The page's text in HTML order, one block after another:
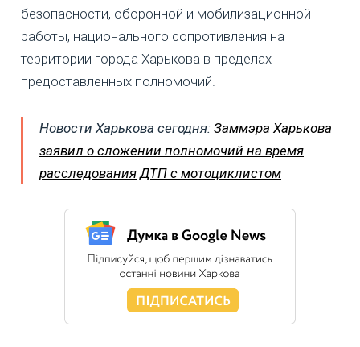
безопасности, оборонной и мобилизационной
работы, национального сопротивления на
территории города Харькова в пределах
предоставленных полномочий.
Новости Харькова сегодня: Заммэра Харькова
заявил о сложении полномочий на время
расследования ДТП с мотоциклистом